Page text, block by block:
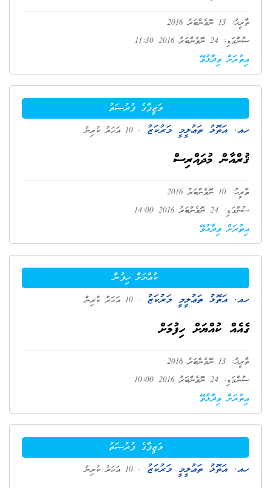
ތާރީޚު: 13 ނޮވެންބަރު 2016
ސުންގަޑި: 24 ނޮވެންބަރު 2016 11:30
އިތުރަށް ވިދާޅުވޭ
ވަޒީފާގެ ފުރުޞަތު
ހއ. އަތޮޅު ތަޢުލީމީ މަރުކަޒު . 10 އަހަރު ކުރިން
ޤުރްއާން މުދައްރިސް
ތާރީޚު: 10 ނޮވެންބަރު 2016
ސުންގަޑި: 24 ނޮވެންބަރު 2016 14:00
އިތުރަށް ވިދާޅުވޭ
ކުއްޔަށް ހިފުން
ހއ. އަތޮޅު ތަޢުލީމީ މަރުކަޒު . 10 އަހަރު ކުރިން
ގެއެއް ކުއްޔަށް ހިފުމަށް
ތާރީޚު: 13 ނޮވެންބަރު 2016
ސުންގަޑި: 24 ނޮވެންބަރު 2016 10:00
އިތުރަށް ވިދާޅުވޭ
ވަޒީފާގެ ފުރުޞަތު
ހއ. އަތޮޅު ތަޢުލީމީ މަރުކަޒު . 10 އަހަރު ކުރިން